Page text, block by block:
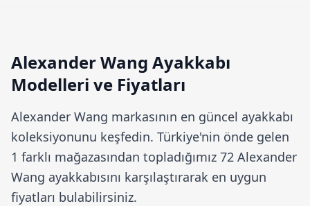
Alexander Wang Ayakkabı
Modelleri ve Fiyatları
Alexander Wang markasının en güncel ayakkabı
koleksiyonunu keşfedin. Türkiye'nin önde gelen
1 farklı mağazasından topladığımız 72 Alexander
Wang ayakkabısını karşılaştırarak en uygun
fiyatları bulabilirsiniz.